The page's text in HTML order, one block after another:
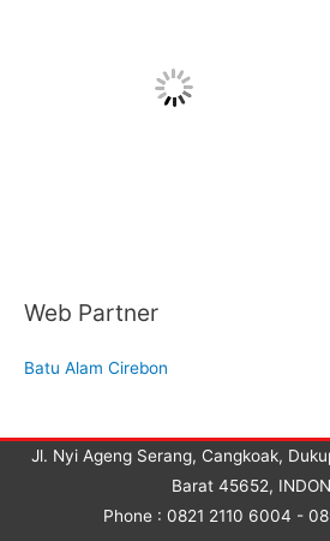
Web Partner
Batu Alam Cirebon
Jl. Nyi Ageng Serang, Cangkoak,
Barat 45652,
Phone : 0821 2110 6004 -